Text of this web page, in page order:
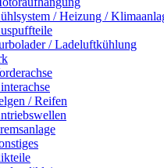
/ Heizung /
/ Ladeluftkühlung
/ Reifen